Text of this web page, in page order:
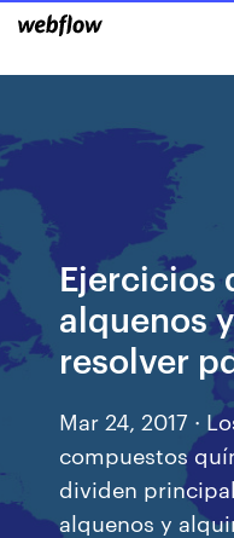
Ejercicios
alquenos
resolver
Mar 24, 2017 ·
compuestos
dividen
alquenos y